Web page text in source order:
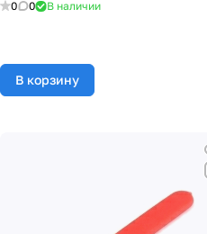
0 0 В наличии
В корзину